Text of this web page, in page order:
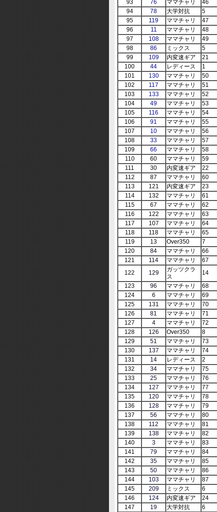
93 76 ママチャリ
46
94
78 大学対抗
5
95
119 ママチャリ
47
96
11 ママチャリ
48
97
108 ママチャリ
49
98
86 ミックス
5
99
109 内変速ギア
21
100
44 レディース
1
101
130 ママチャリ
50
102
117 ママチャリ
51
103
133 ママチャリ
52
104
49 ママチャリ
53
105
116 ママチャリ
54
106
91 ママチャリ
55
107
10 ママチャリ
56
108
33 ママチャリ
57
109
66 ママチャリ
58
110
60 ママチャリ
59
111
30 内変速ギア
22
112
87 ママチャリ
60
113
121 内変速ギア
23
114
132 ママチャリ
61
115
67 ママチャリ
62
116
122 ママチャリ
63
117
107 ママチャリ
64
118
118 ママチャリ
65
119
13 Over350
7
120
84 ママチャリ
66
121
114 ママチャリ
67
122
129
ガッツクラ
ス
14
123
96 ママチャリ
68
124
6 ママチャリ
69
125
131 ママチャリ
70
126
81 ママチャリ
71
127
4 ママチャリ
72
128
126 Over350
8
129
51 ママチャリ
73
130
137 ママチャリ
74
131
14 レディース
2
132
34 ママチャリ
75
133
25 ママチャリ
76
134
127 ママチャリ
77
135
120 ママチャリ
78
136
128 ママチャリ
79
137
56 ママチャリ
80
138
112 ママチャリ
81
139
138 ママチャリ
82
140
3 ママチャリ
83
141
79 ママチャリ
84
142
35 ママチャリ
85
143
50 ママチャリ
86
144
103 ママチャリ
87
145
209 ミックス
6
146
124 内変速ギア
24
147
19 大学対抗
6